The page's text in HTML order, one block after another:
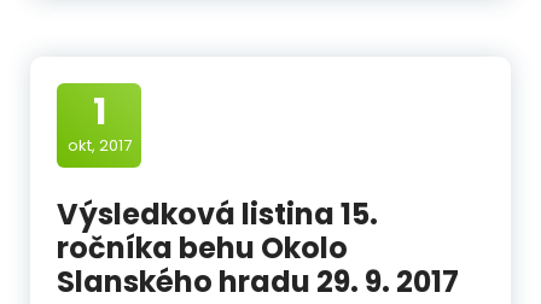
1
okt, 2017
Výsledková listina 15.
ročníka behu Okolo
Slanského hradu 29. 9. 2017